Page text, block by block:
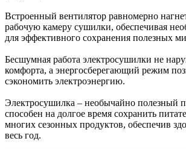
Встроенный вентилятор равномерно
рабочую камеру сушилки, обеспечивая
для эффективного сохранения полезных
Бесшумная работа электросушилки не
комфорта, а энергосберегающий режим
сэкономить электроэнергию.
Электросушилка – необычайно полезный
способен на долгое время сохранить
многих сезонных продуктов, обеспечив
весь год.